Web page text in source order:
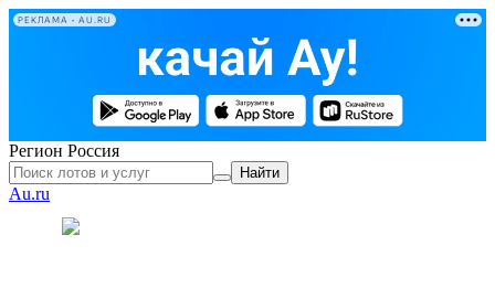
РЕКЛАМА • AU.RU
Регион Россия
Найти
Au.ru